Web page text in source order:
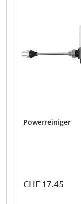
Powerreiniger
CHF 17.45